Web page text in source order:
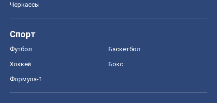
Черкассы
Спорт
Футбол Баскетбол
Хоккей Бокс
Формула-1